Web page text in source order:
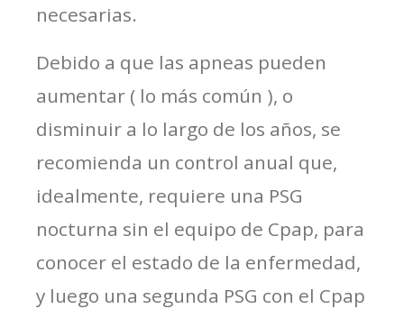
necesarias.
Debido a que las apneas pueden
aumentar ( lo más común ), o
disminuir a lo largo de los años, se
recomienda un control anual que,
idealmente, requiere una PSG
nocturna sin el equipo de Cpap, para
conocer el estado de la enfermedad,
y luego una segunda PSG con el Cpap